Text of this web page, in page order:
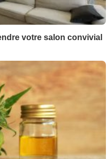
votre salon convivial